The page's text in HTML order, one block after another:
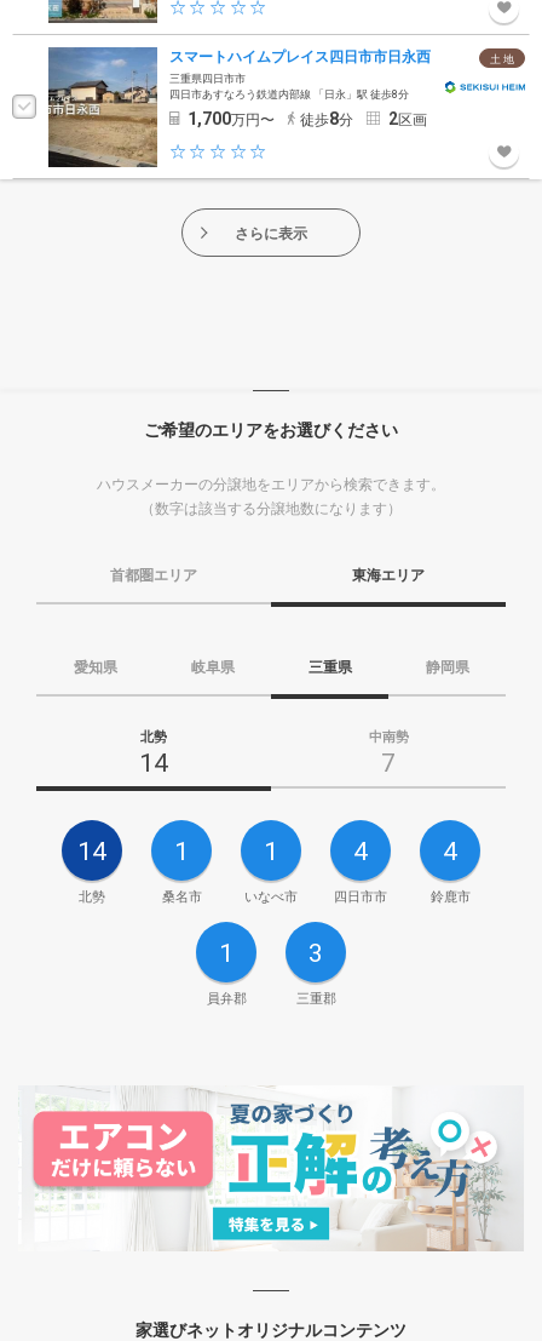
土 地
スマートハイムプレイス四日市市日永西
三重県四日市市
四日市あすなろう鉄道内部線 「日永」駅 徒歩8分
1,700万円〜 徒歩8分 2区画
さらに表示
ご希望のエリアをお選びください
ハウスメーカーの分譲地をエリアから検索できます。
（数字は該当する分譲地数になります）
首都圏エリア 東海エリア
愛知県 岐阜県 三重県 静岡県
北勢
14
中南勢
7
14
北勢
1
桑名市
1
いなべ市
4
四日市市
4
鈴鹿市
1
員弁郡
3
三重郡
家選びネットオリジナルコンテンツ